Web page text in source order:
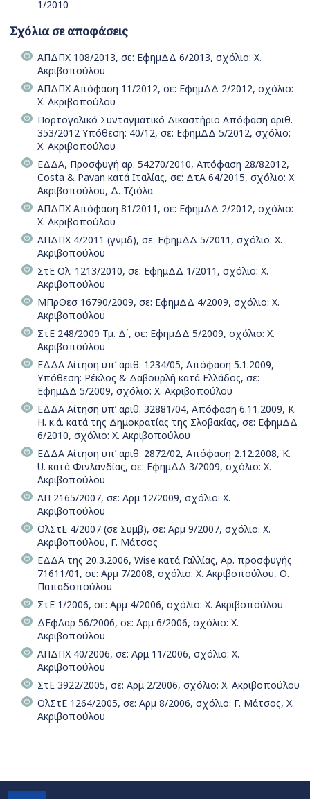
1/2010
Σχόλια σε αποφάσεις
ΑΠΔΠΧ 108/2013, σε: ΕφημΔΔ 6/2013, σχόλιο: Χ.
Ακριβοπούλου
ΑΠΔΠΧ Απόφαση 11/2012, σε: ΕφημΔΔ 2/2012, σχόλιο:
Χ. Ακριβοπούλου
Πορτογαλικό Συνταγματικό Δικαστήριο Απόφαση αριθ.
353/2012 Υπόθεση: 40/12, σε: ΕφημΔΔ 5/2012, σχόλιο:
Χ. Ακριβοπούλου
ΕΔΔΑ, Προσφυγή αρ. 54270/2010, Απόφαση 28/82012,
Costa & Pavan κατά Ιταλίας, σε: ΔτΑ 64/2015, σχόλιο: Χ.
Ακριβοπούλου, Δ. Τζιόλα
ΑΠΔΠΧ Απόφαση 81/2011, σε: ΕφημΔΔ 2/2012, σχόλιο:
Χ. Ακριβοπούλου
ΑΠΔΠΧ 4/2011 (γνμδ), σε: ΕφημΔΔ 5/2011, σχόλιο: Χ.
Ακριβοπούλου
ΣτΕ Ολ. 1213/2010, σε: ΕφημΔΔ 1/2011, σχόλιο: Χ.
Ακριβοπούλου
ΜΠρΘεσ 16790/2009, σε: ΕφημΔΔ 4/2009, σχόλιο: Χ.
Ακριβοπούλου
ΣτΕ 248/2009 Τμ. Δ΄, σε: ΕφημΔΔ 5/2009, σχόλιο: Χ.
Ακριβοπούλου
ΕΔΔΑ Αίτηση υπ’ αριθ. 1234/05, Απόφαση 5.1.2009,
Υπόθεση: Ρέκλος & Δαβουρλή κατά Ελλάδος, σε:
ΕφημΔΔ 5/2009, σχόλιο: Χ. Ακριβοπούλου
ΕΔΔΑ Αίτηση υπ’ αριθ. 32881/04, Απόφαση 6.11.2009, Κ.
Η. κ.ά. κατά της Δημοκρατίας της Σλοβακίας, σε: ΕφημΔΔ
6/2010, σχόλιο: Χ. Ακριβοπούλου
ΕΔΔΑ Αίτηση υπ’ αριθ. 2872/02, Απόφαση 2.12.2008, K.
U. κατά Φινλανδίας, σε: ΕφημΔΔ 3/2009, σχόλιο: Χ.
Ακριβοπούλου
ΑΠ 2165/2007, σε: Αρμ 12/2009, σχόλιο: Χ.
Ακριβοπούλου
ΟλΣτΕ 4/2007 (σε Συμβ), σε: Αρμ 9/2007, σχόλιο: Χ.
Ακριβοπούλου, Γ. Μάτσος
ΕΔΔΑ της 20.3.2006, Wise κατά Γαλλίας, Αρ. προσφυγής
71611/01, σε: Αρμ 7/2008, σχόλιο: Χ. Ακριβοπούλου, Ο.
Παπαδοπούλου
ΣτΕ 1/2006, σε: Αρμ 4/2006, σχόλιο: Χ. Ακριβοπούλου
ΔΕφΛαρ 56/2006, σε: Αρμ 6/2006, σχόλιο: Χ.
Ακριβοπούλου
ΑΠΔΠΧ 40/2006, σε: Αρμ 11/2006, σχόλιο: Χ.
Ακριβοπούλου
ΣτΕ 3922/2005, σε: Αρμ 2/2006, σχόλιο: Χ. Ακριβοπούλου
ΟλΣτΕ 1264/2005, σε: Αρμ 8/2006, σχόλιο: Γ. Μάτσος, Χ.
Ακριβοπούλου